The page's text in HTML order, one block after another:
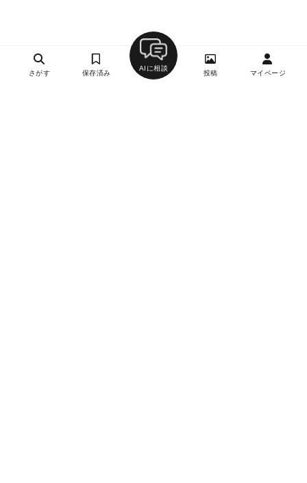
さがす 保存済み
AIに相談
投稿 マイページ